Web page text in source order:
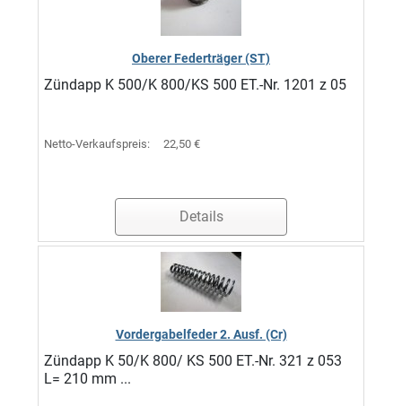
Oberer Federträger (ST)
Zündapp K 500/K 800/KS 500 ET.-Nr. 1201 z 05
Netto-Verkaufspreis: 22,50 €
Details
Vordergabelfeder 2. Ausf. (Cr)
Zündapp K 50/K 800/ KS 500 ET.-Nr. 321 z 053
L= 210 mm ...